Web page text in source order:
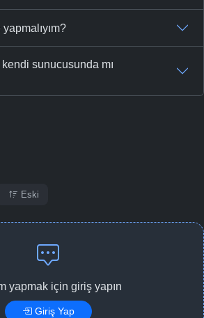
sunucusunda mı
Eski
yapmak için giriş yapın
Giriş Yap